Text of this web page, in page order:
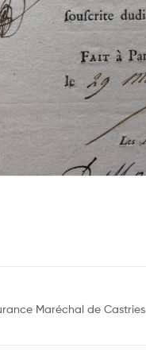
Maréchal de Castries